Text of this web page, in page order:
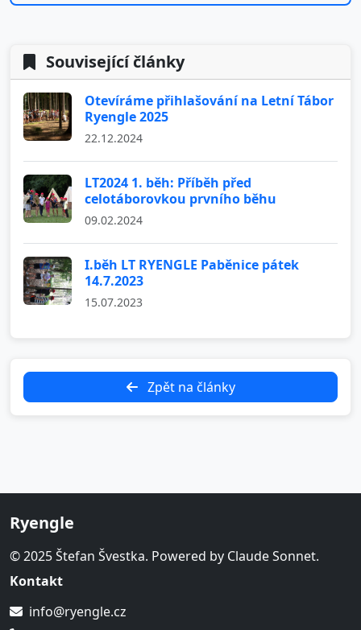
Související články
Otevíráme přihlašování na Letní Tábor
Ryengle 2025
22.12.2024
LT2024 1. běh: Příběh před
celotáborovkou prvního běhu
09.02.2024
I.běh LT RYENGLE Paběnice pátek
14.7.2023
15.07.2023
Zpět na články
Ryengle
© 2025 Štefan Švestka. Powered by Claude Sonnet.
Kontakt
info@ryengle.cz